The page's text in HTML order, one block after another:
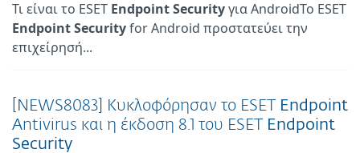
Τι είναι το ESET EndpointSecurityγια AndroidΤο ESET
EndpointSecurityfor Android προστατεύει την
επιχείρησή...
[NEWS8083] Κυκλοφόρησαν το ESET
Endpoint
Antivirus και η έκδοση 8.1 του ESET
Endpoint
Security